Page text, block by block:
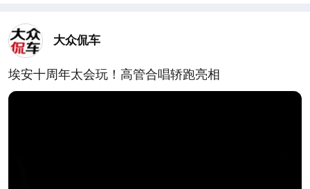
大众侃车
埃安十周年太会玩！高管合唱轿跑亮相